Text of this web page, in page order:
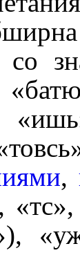
со
,